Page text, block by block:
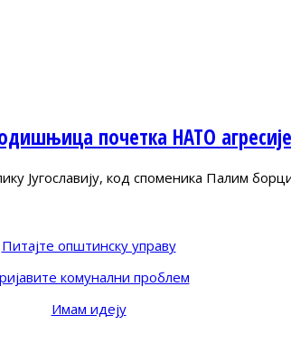
почетка НАТО агресије
Југославију, код споменика Палим
Питајте општинску управу
комунални проблем
Имам идеју